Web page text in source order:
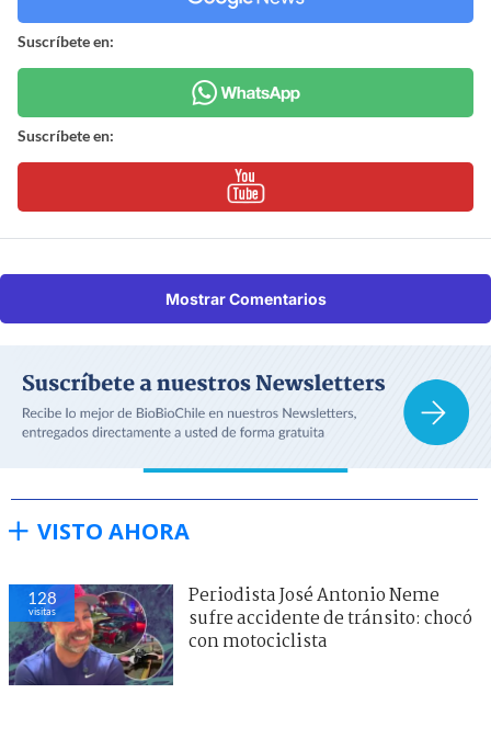
Suscríbete en:
Suscríbete en:
Mostrar Comentarios
VISTO AHORA
128
visitas
Periodista José Antonio Neme
sufre accidente de tránsito: chocó
con motociclista